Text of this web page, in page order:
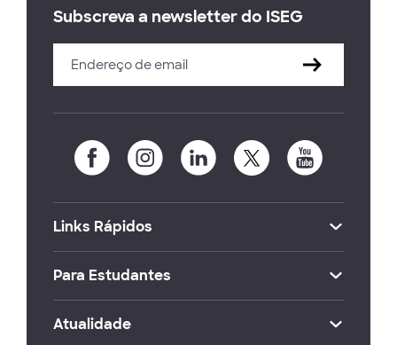
Subscreva a newsletter do ISEG
Links Rápidos
Para Estudantes
Atualidade